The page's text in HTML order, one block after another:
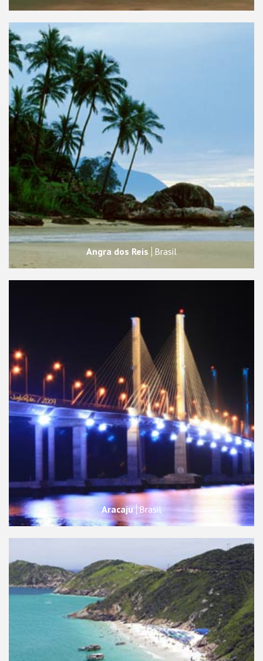
Angra dos Reis Brasil
Aracaju Brasil